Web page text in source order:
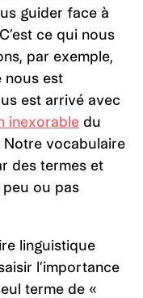
guider face à
ce qui nous
par exemple,
nous est
est arrivé avec
inexorable du
Notre vocabulaire
des termes et
peu ou pas
linguistique
l’importance
terme de «